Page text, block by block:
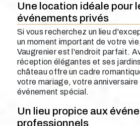
Une location idéale pour
événements privés
Si vous recherchez un lieu
un moment important de votre
Vaugrenier est l'endroit parfait.
réception élégantes et ses
château offre un cadre
votre mariage, votre
événement spécial.
Un lieu propice aux
professionnels